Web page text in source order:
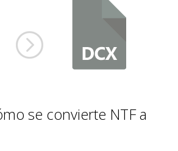
se convierte NTF a